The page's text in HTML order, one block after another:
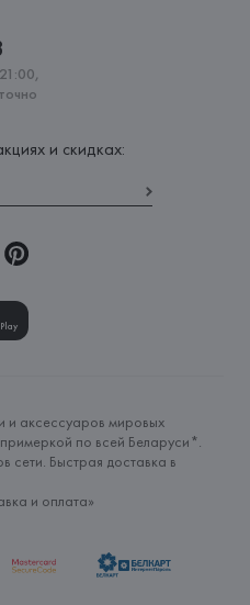
и скидках:
и аксессуаров мировых
по всей Беларуси*.
сети. Быстрая доставка в
и оплата»